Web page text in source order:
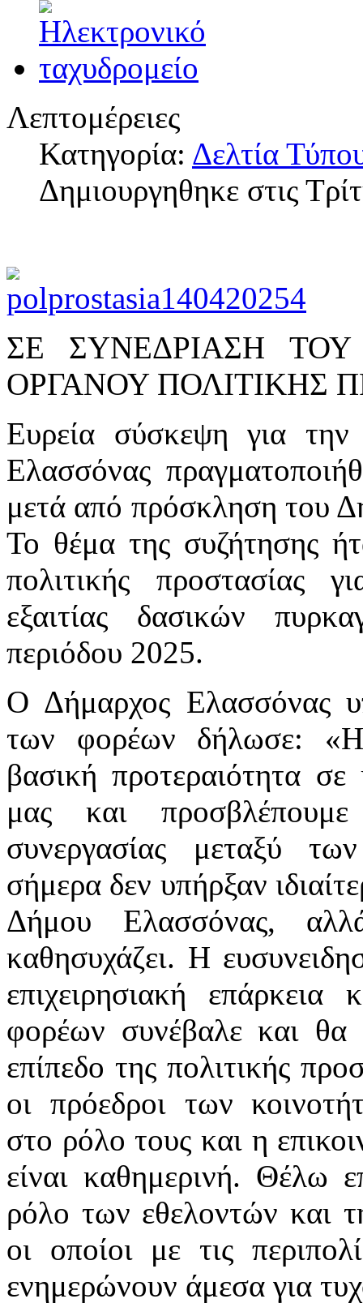
Λεπτομέρειες
Κατηγορία: Δελτία
Δημιουργηθηκε στις
ΣΕ ΣΥΝΕΔΡΙΑΣΗ ΤΟΥ
ΟΡΓΑΝΟΥ ΠΟΛΙΤΙΚΗΣ
Ευρεία σύσκεψη για
Ελασσόνας
μετά από πρόσκληση του
Το θέμα της συζήτησης
πολιτικής προστασίας
εξαιτίας δασικών
περιόδου 2025.
Ο Δήμαρχος Ελασσόνας
των φορέων δήλωσε: «Η
βασική προτεραιότητα
μας και
συνεργασίας μεταξύ
σήμερα δεν υπήρξαν
Δήμου Ελασσόνας,
καθησυχάζει. Η
επιχειρησιακή
φορέων συνέβαλε και θα
επίπεδο της πολιτικής
οι πρόεδροι των
στο ρόλο τους και η
είναι καθημερινή. Θέλω
ρόλο των εθελοντών και
οι οποίοι με τις
ενημερώνουν άμεσα για